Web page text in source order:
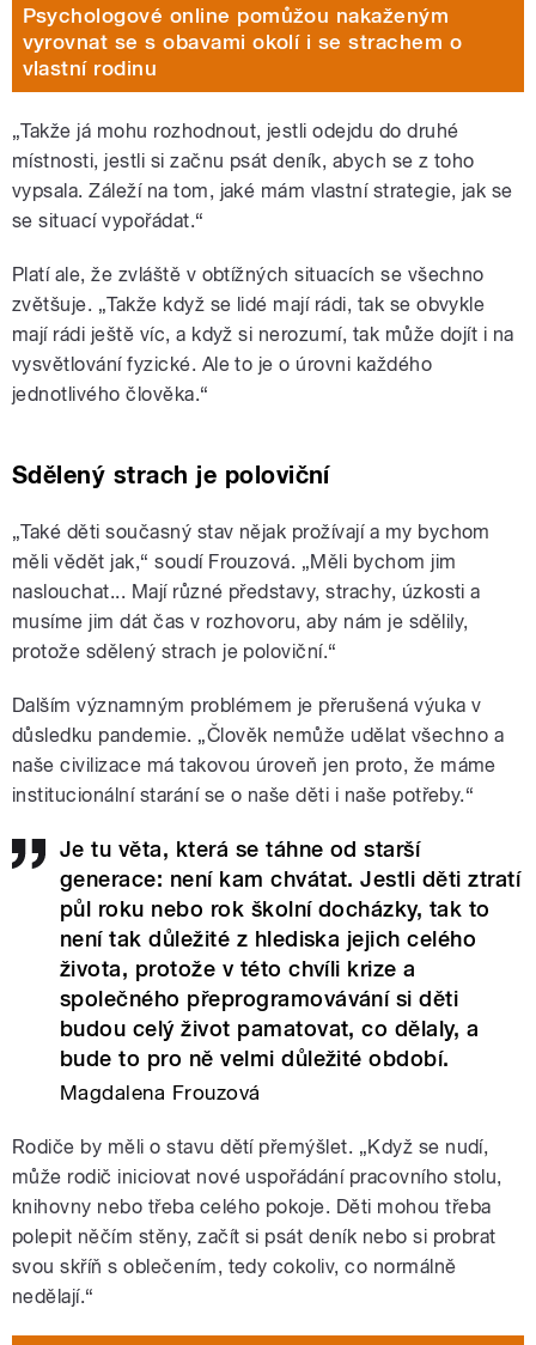
Psychologové online pomůžou nakaženým
vyrovnat se s obavami okolí i se strachem o
vlastní rodinu
„Takže já mohu rozhodnout, jestli odejdu do druhé
místnosti, jestli si začnu psát deník, abych se z toho
vypsala. Záleží na tom, jaké mám vlastní strategie, jak se
se situací vypořádat.“
Platí ale, že zvláště v obtížných situacích se všechno
zvětšuje. „Takže když se lidé mají rádi, tak se obvykle
mají rádi ještě víc, a když si nerozumí, tak může dojít i na
vysvětlování fyzické. Ale to je o úrovni každého
jednotlivého člověka.“
Sdělený strach je poloviční
„Také děti současný stav nějak prožívají a my bychom
měli vědět jak,“ soudí Frouzová. „Měli bychom jim
naslouchat... Mají různé představy, strachy, úzkosti a
musíme jim dát čas v rozhovoru, aby nám je sdělily,
protože sdělený strach je poloviční.“
Dalším významným problémem je přerušená výuka v
důsledku pandemie. „Člověk nemůže udělat všechno a
naše civilizace má takovou úroveň jen proto, že máme
institucionální starání se o naše děti i naše potřeby.“
Je tu věta, která se táhne od starší
generace: není kam chvátat. Jestli děti ztratí
půl roku nebo rok školní docházky, tak to
není tak důležité z hlediska jejich celého
života, protože v této chvíli krize a
společného přeprogramovávání si děti
budou celý život pamatovat, co dělaly, a
bude to pro ně velmi důležité období.
Magdalena Frouzová
Rodiče by měli o stavu dětí přemýšlet. „Když se nudí,
může rodič iniciovat nové uspořádání pracovního stolu,
knihovny nebo třeba celého pokoje. Děti mohou třeba
polepit něčím stěny, začít si psát deník nebo si probrat
svou skříň s oblečením, tedy cokoliv, co normálně
nedělají.“